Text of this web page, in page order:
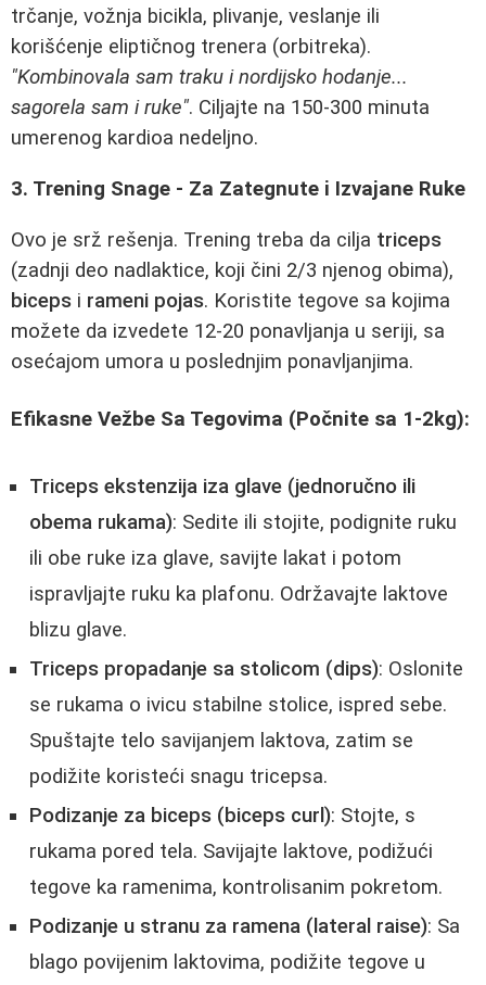
trčanje, vožnja bicikla, plivanje, veslanje ili
korišćenje eliptičnog trenera (orbitreka).
"Kombinovala sam traku i nordijsko hodanje...
sagorela sam i ruke". Ciljajte na 150-300 minuta
umerenog kardioa nedeljno.
3. Trening Snage - Za Zategnute i Izvajane Ruke
Ovo je srž rešenja. Trening treba da cilja triceps
(zadnji deo nadlaktice, koji čini 2/3 njenog obima),
biceps i rameni pojas. Koristite tegove sa kojima
možete da izvedete 12-20 ponavljanja u seriji, sa
osećajom umora u poslednjim ponavljanjima.
Efikasne Vežbe Sa Tegovima (Počnite sa 1-2kg):
Triceps ekstenzija iza glave (jednoručno ili
obema rukama): Sedite ili stojite, podignite ruku
ili obe ruke iza glave, savijte lakat i potom
ispravljajte ruku ka plafonu. Održavajte laktove
blizu glave.
Triceps propadanje sa stolicom (dips): Oslonite
se rukama o ivicu stabilne stolice, ispred sebe.
Spuštajte telo savijanjem laktova, zatim se
podižite koristeći snagu tricepsa.
Podizanje za biceps (biceps curl): Stojte, s
rukama pored tela. Savijajte laktove, podižući
tegove ka ramenima, kontrolisanim pokretom.
Podizanje u stranu za ramena (lateral raise): Sa
blago povijenim laktovima, podižite tegove u